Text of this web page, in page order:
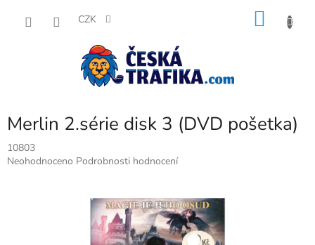
CZK
Merlin 2.série disk 3 (DVD pošetka)
10803
Průměrné
Neohodnoceno Podrobnosti hodnocení